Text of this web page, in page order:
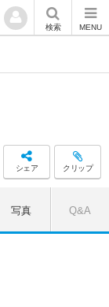
検索 MENU
シェア クリップ
写真 Q&A